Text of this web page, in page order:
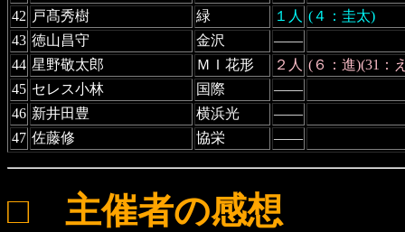
42 戸髙秀樹 緑 １人 (４：圭太)
43 徳山昌守 金沢
――
44 星野敬太郎 ＭＩ花形 ２人 (６：進)(31：
45 セレス小林 国際
――
46 新井田豊 横浜光
――
47 佐藤修 協栄 ――
□ 主催者の感想